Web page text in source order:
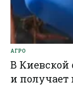
АГРО
В Киевской
и